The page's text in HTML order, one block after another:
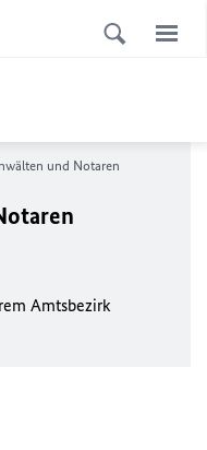
und Notaren
Amtsbezirk